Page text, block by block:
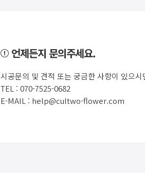
언제든지 문의주세요.
시공문의 및 견적 또는 궁금한 사항이 있으
TEL : 070-7525-0682
E-MAIL : help@cultwo-flower.com